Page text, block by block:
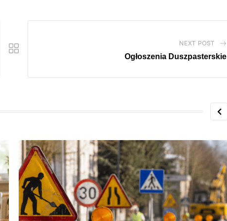
NEXT POST
Ogłoszenia Duszpasterskie